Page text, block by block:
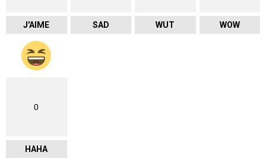
J'AIME SAD WUT WOW
0
HAHA